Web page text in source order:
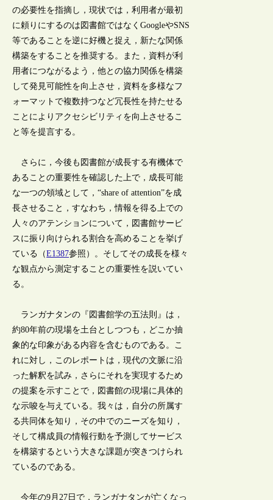
の必要性を指摘し，現状では，利用者が最初
に頼りにするのは図書館ではなくGoogleやSNS
等であることを逆に好機と捉え，新たな関係
構築をすることを推奨する。また，資料が利
用者につながるよう，他との協力関係を構築
して発見可能性を向上させ，資料を多様なフ
ォーマットで複数持つなど冗長性を持たせる
ことによりアクセシビリティを向上させるこ
と等を提言する。
さらに，今後も図書館が成長する有機体で
あることの重要性を確認した上で，成長可能
な一つの領域として，“share of attention”を成
長させること，すなわち，情報を得る上での
人々のアテンションについて，図書館サービ
スに振り向けられる割合を高めることを挙げ
ている（E1387参照）。そしてその成長を様々
な観点から測定することの重要性を説いてい
る。
ランガナタンの『図書館学の五法則』は，
約80年前の現場を土台としつつも，どこか抽
象的な印象がある内容を含むものである。こ
れに対し，このレポートは，現代の文脈に沿
った解釈を試み，さらにそれを実現するため
の提案を示すことで，図書館の現場に具体的
な示唆を与えている。我々は，自分の所属す
る共同体を知り，その中でのニーズを知り，
そして構成員の情報行動を予測してサービス
を構築するという大きな課題が突きつけられ
ているのである。
今年の9月27日で，ランガナタンが亡くなっ